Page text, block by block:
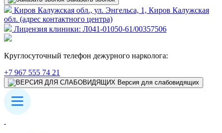
Киров Калужская обл., ул. Энгельса, 1, Киров Калужская
обл. (адрес контактного центра)
Лицензия клиники: Л041-01050-61/00357506
Круглосуточный телефон дежурного нарколога:
+7 967 555 74 21
Версия для слабовидящих